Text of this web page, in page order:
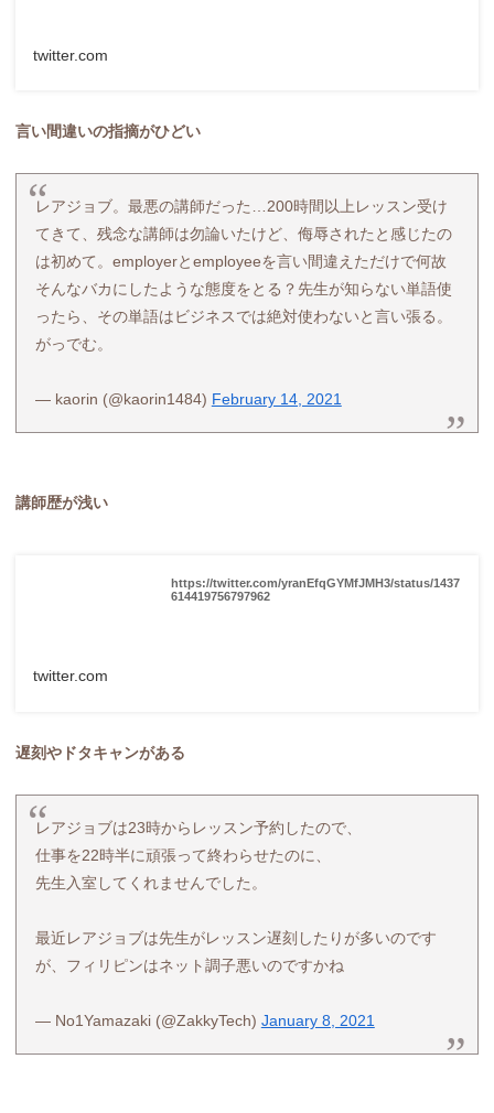
twitter.com
言い間違いの指摘がひどい
レアジョブ。最悪の講師だった…200時間以上レッスン受け
てきて、残念な講師は勿論いたけど、侮辱されたと感じたの
は初めて。employerとemployeeを言い間違えただけで何故
そんなバカにしたような態度をとる？先生が知らない単語使
ったら、その単語はビジネスでは絶対使わないと言い張る。
がっでむ。
— kaorin (@kaorin1484) February 14, 2021
講師歴が浅い
https://twitter.com/yranEfqGYMfJMH3/status/1437
614419756797962
twitter.com
遅刻やドタキャンがある
レアジョブは23時からレッスン予約したので、
仕事を22時半に頑張って終わらせたのに、
先生入室してくれませんでした。
最近レアジョブは先生がレッスン遅刻したりが多いのです
が、フィリピンはネット調子悪いのですかね
— No1Yamazaki (@ZakkyTech) January 8, 2021